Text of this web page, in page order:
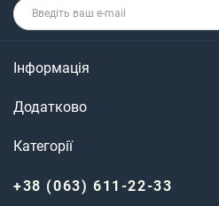
Інформація
Додатково
Категорії
+38 (063) 611-22-33